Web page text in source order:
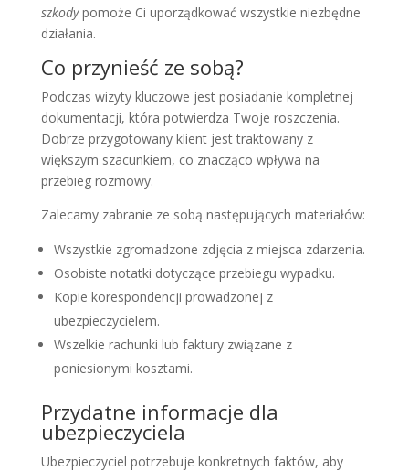
szkodypomoże Ci uporządkować wszystkie niezbędne
działania.
Co przynieść ze sobą?
Podczas wizyty kluczowe jest posiadanie kompletnej
dokumentacji, która potwierdza Twoje roszczenia.
Dobrze przygotowany klient jest traktowany z
większym szacunkiem, co znacząco wpływa na
przebieg rozmowy.
Zalecamy zabranie ze sobą następujących materiałów:
Wszystkie zgromadzone zdjęcia z miejsca zdarzenia.
Osobiste notatki dotyczące przebiegu wypadku.
Kopie korespondencji prowadzonej z
ubezpieczycielem.
Wszelkie rachunki lub faktury związane z
poniesionymi kosztami.
Przydatne informacje dla
ubezpieczyciela
Ubezpieczyciel potrzebuje konkretnych faktów, aby